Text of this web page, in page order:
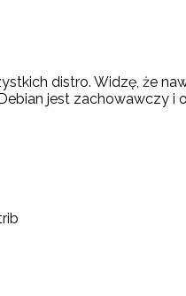
distro. Widzę, że
jest zachowawczy i